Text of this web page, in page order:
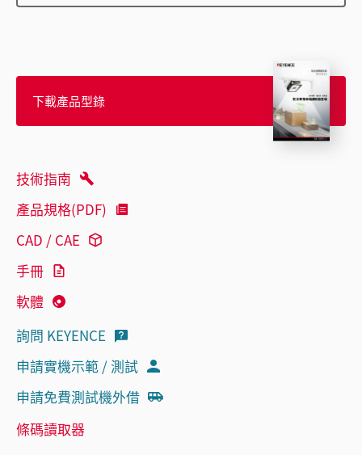
下載產品型錄
技術指南
產品規格(PDF)
CAD / CAE
手冊
軟體
詢問 KEYENCE
申請實機示範 / 測試
申請免費測試機外借
條碼讀取器